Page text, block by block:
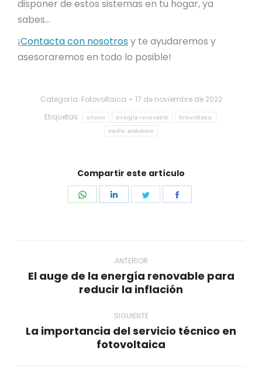
disponer de estos sistemas en tu hogar, ya
sabes…
¡Contacta con nosotrosy te ayudaremos y
asesoraremos en todo lo posible!
Categoría: Fotovoltaica
17 de noviembre de 2022
Etiquetas:
ahorro energía renovable fotovoltaica
medio ambiente
Compartir este artículo
Share
Share
Share
publicaciones
ANTERIOR
Publicación
El auge de la energía renovable para
reducir la inflación
SIGUIENTE
Publicación
La importancia del servicio técnico en
fotovoltaica